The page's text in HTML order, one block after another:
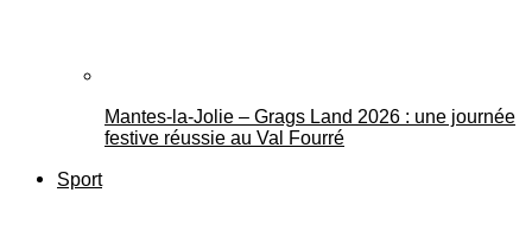
Mantes-la-Jolie – Grags Land 2026 : une journée
festive réussie au Val Fourré
Sport